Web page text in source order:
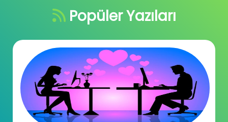
Popüler Yazıları